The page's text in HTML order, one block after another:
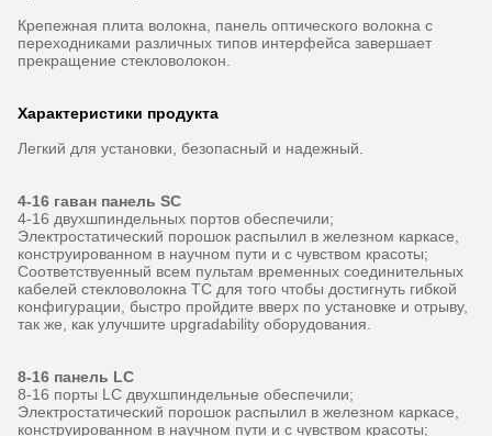
Крепежная плита волокна, панель оптического волокна с
переходниками различных типов интерфейса завершает
прекращение стекловолокон.
Характеристики продукта
Легкий для установки, безопасный и надежный.
4-16 гаван панель SC
4-16 двухшпиндельных портов обеспечили;
Электростатический порошок распылил в железном каркасе,
конструированном в научном пути и с чувством красоты;
Соответствуенный всем пультам временных соединительных
кабелей стекловолокна TC для того чтобы достигнуть гибкой
конфигурации, быстро пройдите вверх по установке и отрыву,
так же, как улучшите upgradability оборудования.
8-16 панель LC
8-16 порты LC двухшпиндельные обеспечили;
Электростатический порошок распылил в железном каркасе,
конструированном в научном пути и с чувством красоты;